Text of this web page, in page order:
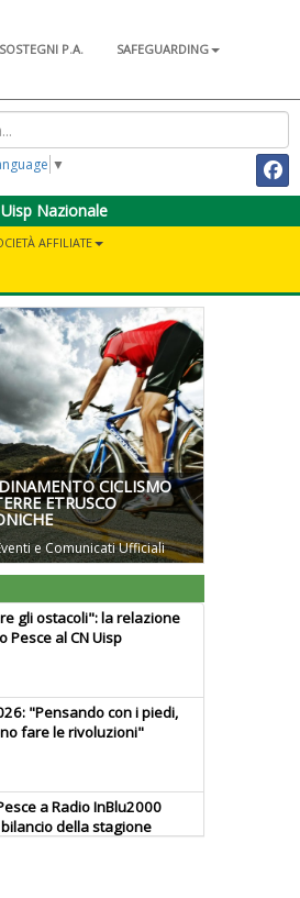
P.A.
SAFEGUARDING
▼
Uisp Nazionale
AFFILIATE
CICLISMO
ETRUSCO
e Comunicati Ufficiali
gli ostacoli": la relazione
Pesce al CN Uisp
"Pensando con i piedi,
fare le rivoluzioni"
a Radio InBlu2000
della stagione